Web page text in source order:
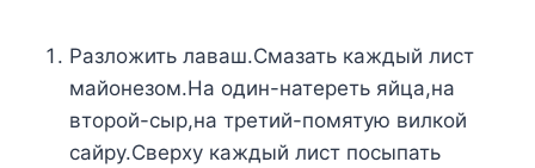
Разложить лаваш.Смазать каждый лист
майонезом.На один-натереть яйца,на
второй-сыр,на третий-помятую вилкой
сайру.Сверху каждый лист посыпать